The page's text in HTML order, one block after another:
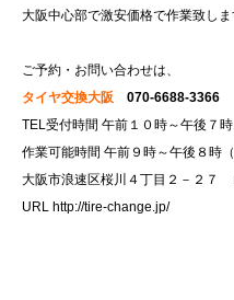
大阪中心部で激安価格で作業致しま
ご予約・お問い合わせは、
タイヤ交換大阪 070-6688-3366
TEL受付時間 午前１０時～午後７
作業可能時間 午前９時～午後８時
大阪市浪速区桜川４丁目２－２７
URL http://tire-change.jp/